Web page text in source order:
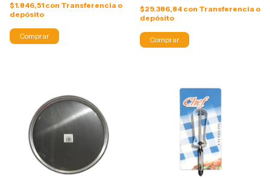
$1.846,51 con Transferencia o
depósito
$29.386,84 con Transferencia o
depósito